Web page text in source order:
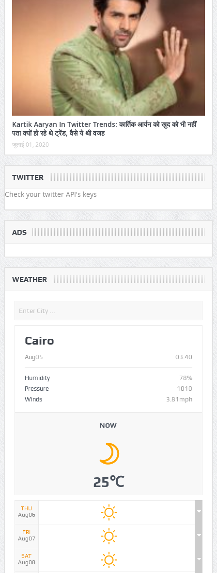
Kartik Aaryan In Twitter Trends: कार्तिक आर्यन को खुद को भी नहीं
पता क्यों हो रहे थे ट्रेंड, वैसे ये थी वजह
जुलाई 01, 2020
TWITTER
Check your twitter API's keys
ADS
WEATHER
Cairo
Aug05 03:40
Humidity
78%
Pressure
1010
Winds
3.81mph
NOW
25℃
THU
Aug06
FRI
Aug07
SAT
Aug08